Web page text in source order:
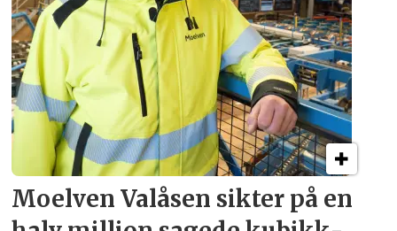
Moelven Valåsen sikter på en